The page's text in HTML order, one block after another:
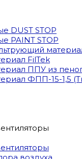
DUST STOP
PAINT STOP
FilTek
ППУ из
ФПП-15-1,5